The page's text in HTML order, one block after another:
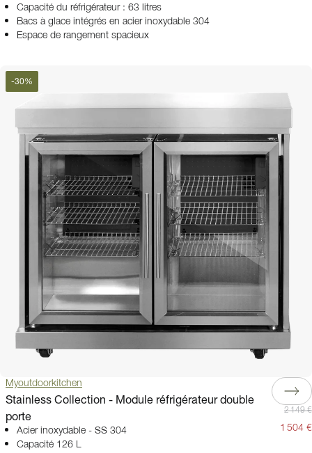
Capacité du réfrigérateur : 63 litres
Bacs à glace intégrés en acier inoxydable 304
Espace de rangement spacieux
-30%
Myoutdoorkitchen
Stainless Collection - Module réfrigérateur double
porte
Acier inoxydable - SS 304
Capacité 126 L
2 149 €
1 504 €